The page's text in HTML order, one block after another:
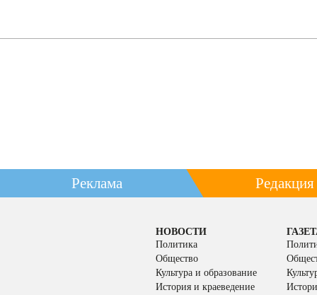
Реклама Редакция
НОВОСТИ
Политика
Общество
Культура и образование
История и краеведение